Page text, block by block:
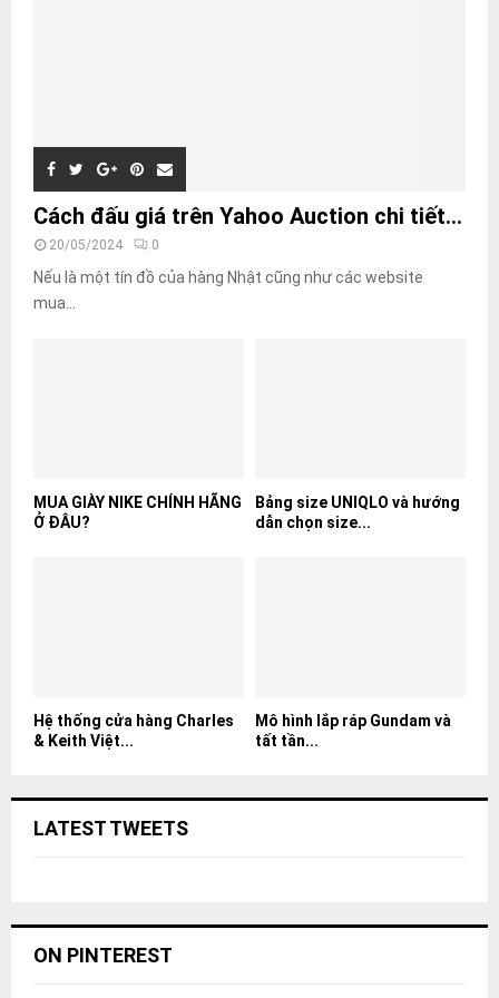
Cách đấu giá trên Yahoo Auction chi tiết...
20/05/2024 0
Nếu là một tín đồ của hàng Nhật cũng như các website
mua...
MUA GIÀY NIKE CHÍNH HÃNG
Ở ĐÂU?
Bảng size UNIQLO và hướng
dẫn chọn size...
Hệ thống cửa hàng Charles
& Keith Việt...
Mô hình lắp ráp Gundam và
tất tần...
LATEST TWEETS
ON PINTEREST